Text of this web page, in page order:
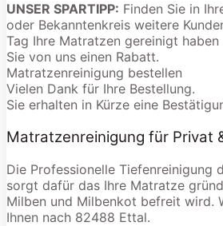
UNSER SPARTIPP: Finden Sie in
oder Bekanntenkreis weitere
Tag Ihre Matratzen gereinigt
Sie von uns einen Rabatt.
Matratzenreinigung bestellen
Vielen Dank für Ihre Bestellung.
Sie erhalten in Kürze eine
Matratzenreinigung für Privat
Die Professionelle Tiefenreinigung
sorgt dafür das Ihre Matratze
Milben und Milbenkot befreit wird.
Ihnen nach 82488 Ettal.